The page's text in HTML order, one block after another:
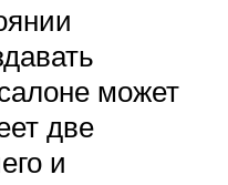
может
две
и